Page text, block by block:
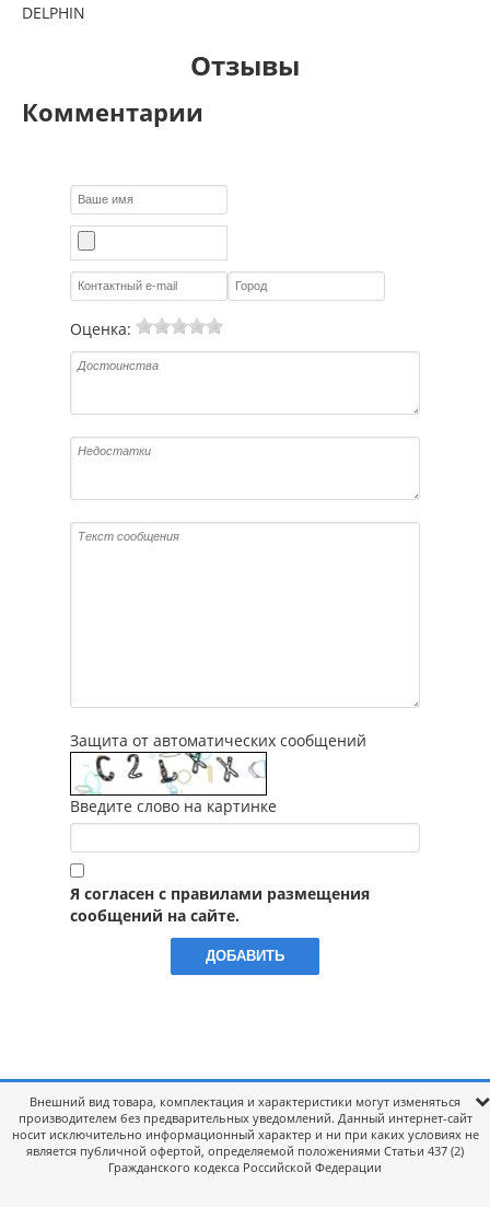
DELPHIN
Отзывы
Комментарии
Оценка:
Защита от автоматических сообщений
Введите слово на картинке
Я согласен с правилами размещения
сообщений на сайте.
Внешний вид товара, комплектация и характеристики могут изменяться
производителем без предварительных уведомлений. Данный интернет-сайт
носит исключительно информационный характер и ни при каких условиях не
является публичной офертой, определяемой положениями Статьи 437 (2)
Гражданского кодекса Российской Федерации